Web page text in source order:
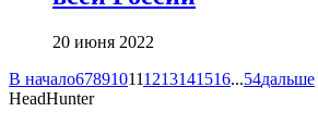
20 июня 2022
В начало678910111213141516...54дальше
HeadHunter